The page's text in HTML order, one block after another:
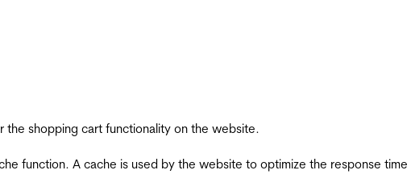
the shopping cart functionality on the website.
function. A cache is used by the website to optimize the response